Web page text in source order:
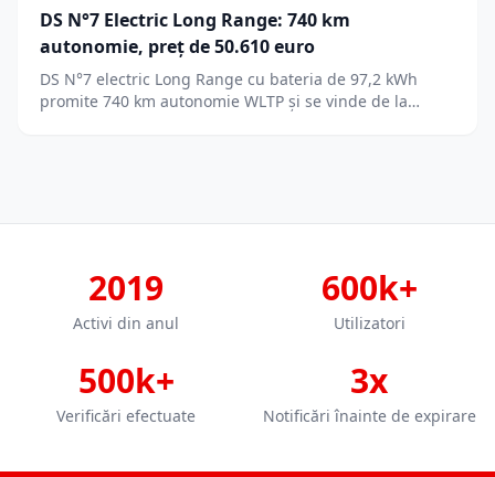
DS N°7 Electric Long Range: 740 km
autonomie, preț de 50.610 euro
DS N°7 electric Long Range cu bateria de 97,2 kWh
promite 740 km autonomie WLTP și se vinde de la…
2019
Activi din anul
600k+
Utilizatori
500k+
Verificări efectuate
3x
Notificări înainte de expirare